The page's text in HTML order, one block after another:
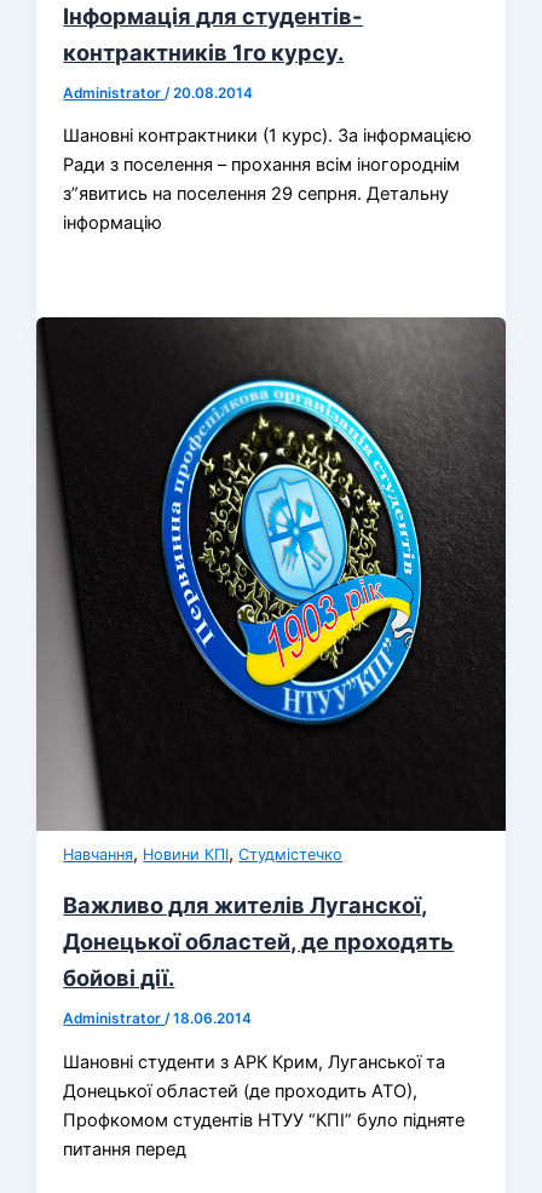
Інформація для студентів-
контрактників 1го курсу.
Administrator/20.08.2014
Шановні контрактники (1 курс). За інформацією
Ради з поселення – прохання всім іногороднім
з”явитись на поселення 29 сепрня. Детальну
інформацію
Навчання, Новини КПІ,Студмістечко
Важливо для жителів Луганскої,
Донецької областей, де проходять
бойові дії.
Administrator/18.06.2014
Шановні студенти з АРК Крим, Луганської та
Донецької областей (де проходить АТО),
Профкомом студентів НТУУ “КПІ” було підняте
питання перед